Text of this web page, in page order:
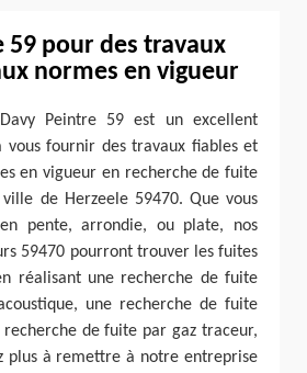
59 pour des travaux
normes en vigueur
Peintre 59 est un excellent
vous fournir des travaux fiables et
en vigueur en recherche de fuite
de Herzeele 59470. Que vous
pente, arrondie, ou plate, nos
59470 pourront trouver les fuites
réalisant une recherche de fuite
une recherche de fuite
de fuite par gaz traceur,
plus à remettre à notre entreprise